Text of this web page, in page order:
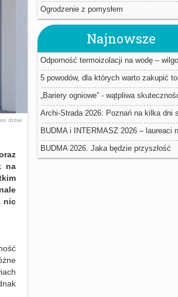
drzwi
na
nic
proste triki.
Ogrodzenie z pomysłem
Najnowsze
Odporność termoizolacji na wodę –
ocieplenie jest jak mokry sweter
5 powodów, dla których warto zakupić
myjącą
„Bariery ogniowe” - wątpliwa
negatywny wpływ na trwałość ociepleń
Archi-Strada 2026: Poznań na kilka dni
się stolicą architektury
BUDMA i INTERMASZ 2026 – laureaci
Złoty Medal Grupy MTP
BUDMA 2026. Jaka będzie przyszłość
budownictwa w Polsce?